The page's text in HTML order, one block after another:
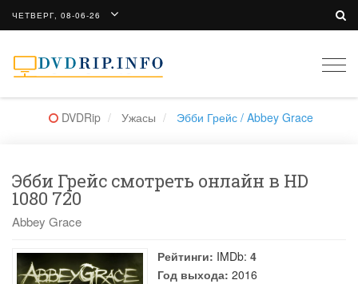
ЧЕТВЕРГ, 08-06-26
DVDRip Ужасы Эбби Грейс / Abbey Grace
Эбби Грейс смотреть онлайн в HD
1080 720
Abbey Grace
Рейтинги: IMDb: 4
Год выхода: 2016